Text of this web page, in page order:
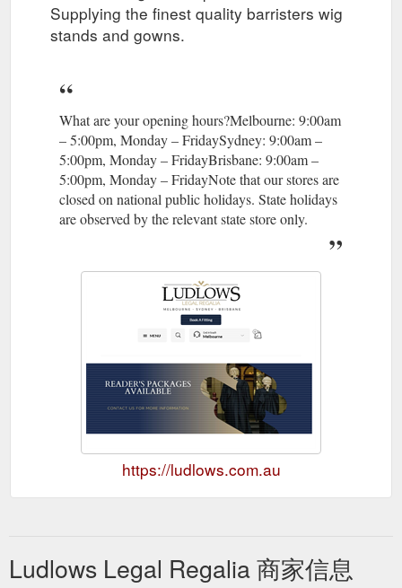
Supplying the finest quality barristers wig
stands and gowns.
What are your opening hours?Melbourne: 9:00am
– 5:00pm, Monday – FridaySydney: 9:00am –
5:00pm, Monday – FridayBrisbane: 9:00am –
5:00pm, Monday – FridayNote that our stores are
closed on national public holidays. State holidays
are observed by the relevant state store only.
https://ludlows.com.au
Ludlows Legal Regalia 商家信息